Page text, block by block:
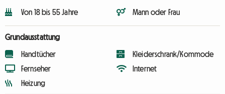
Von 18 bis 55 Jahre Mann oder Frau
Grundausstattung
Handtücher
Fernseher
Heizung
Kleiderschrank/Kommode
Internet